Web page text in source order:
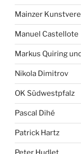
Mainzer
Manuel Castellote
Markus Quiring
Nikola Dimitrov
OK Südwestpfalz
Pascal Dihé
Patrick Hartz